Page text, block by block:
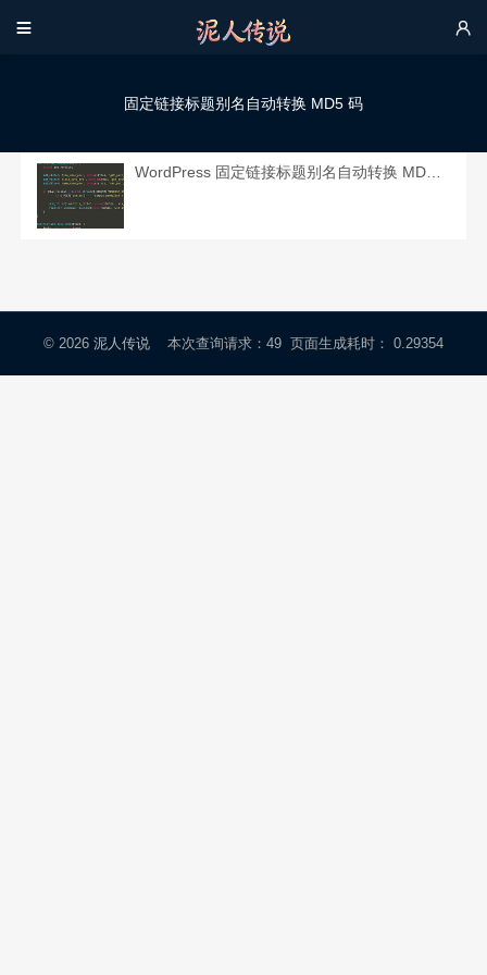
 
固定链接标题别名自动转换 MD5 码
© 2026 泥人传说 本次查询请求：49 页面生成耗时： 0.29354